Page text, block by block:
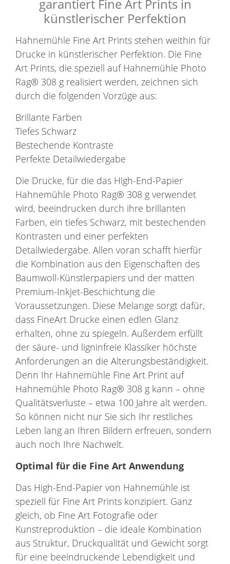
garantiert Fine Art Prints in
künstlerischer Perfektion
Hahnemühle Fine Art Prints stehen weithin für
Drucke in künstlerischer Perfektion. Die Fine
Art Prints, die speziell auf Hahnemühle Photo
Rag® 308 g realisiert werden, zeichnen sich
durch die folgenden Vorzüge aus:
Brillante Farben
Tiefes Schwarz
Bestechende Kontraste
Perfekte Detailwiedergabe
Die Drucke, für die das High-End-Papier
Hahnemühle Photo Rag® 308 g verwendet
wird, beeindrucken durch ihre brillanten
Farben, ein tiefes Schwarz, mit bestechenden
Kontrasten und einer perfekten
Detailwiedergabe. Allen voran schafft hierfür
die Kombination aus den Eigenschaften des
Baumwoll-Künstlerpapiers und der matten
Premium-Inkjet-Beschichtung die
Voraussetzungen. Diese Melange sorgt dafür,
dass FineArt Drucke einen edlen Glanz
erhalten, ohne zu spiegeln. Außerdem erfüllt
der säure- und ligninfreie Klassiker höchste
Anforderungen an die Alterungsbeständigkeit.
Denn Ihr Hahnemühle Fine Art Print auf
Hahnemühle Photo Rag® 308 g kann – ohne
Qualitätsverluste – etwa 100 Jahre alt werden.
So können nicht nur Sie sich Ihr restliches
Leben lang an Ihren Bildern erfreuen, sondern
auch noch Ihre Nachwelt.
Optimal für die Fine Art Anwendung
Das High-End-Papier von Hahnemühle ist
speziell für Fine Art Prints konzipiert. Ganz
gleich, ob Fine Art Fotografie oder
Kunstreproduktion – die ideale Kombination
aus Struktur, Druckqualität und Gewicht sorgt
für eine beeindruckende Lebendigkeit und